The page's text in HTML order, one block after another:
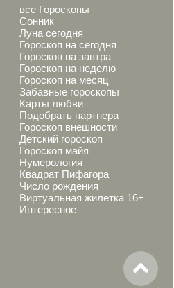
все Гороскопы
Сонник
Луна сегодня
Гороскоп на сегодня
Гороскоп на завтра
Гороскоп на неделю
Гороскоп на месяц
Забавные гороскопы
Карты любви
Подобрать партнера
Гороскоп внешности
Детский гороскоп
Гороскоп майя
Нумерология
Квадрат Пифагора
Число рождения
Виртуальная жилетка 16+
Интересное